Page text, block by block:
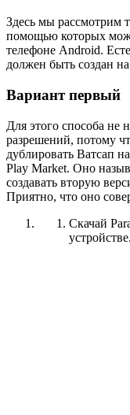
Здесь мы рассмотрим
помощью которых
телефоне Android.
должен быть создан
Вариант первый
Для этого способа не
разрешений, потому
дублировать Ватсап
Play Market. Оно
создавать вторую
Приятно, что оно
Скачай
устройстве.